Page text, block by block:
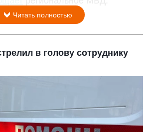
Читать полностью
в голову сотруднику